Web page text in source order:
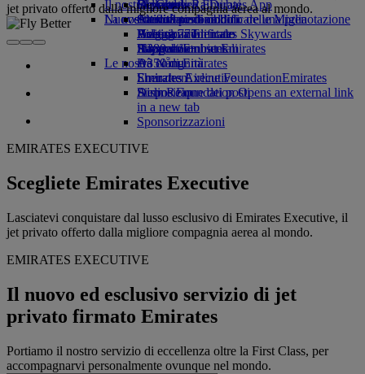
tab
Bevande
La nostra flotta
Boeing 777
A380 di Emirates
A350 di Emirates
Emirates Executive
Disposizione dei posti
Giocattoli
Attività per bambini
Il nostro pianeta
Attività sostenibili
Politica ambientale
Rapporti ambientali
Le nostre comunità
Emirates Airline FoundationEmirates
Airline Foundation Opens an external link
in a new tab
Sponsorizzazioni
Da Ginevra a Dubai
Nuove destinazioni
Helsinki
Hangzhou
Đà Nẵng
Shenzhen
Siem Reap
Skywards Rail
Strumento di calcolo delle Miglia
Accesso a Emirates Skywards
Skywards+
Cellulare ed Emirates App
Cancellare o modificare una prenotazione
Viaggio modificato
Informazioni su Emirates
jet privato offerto dalla migliore compagnia aerea al mondo.
EMIRATES EXECUTIVE
Scegliete Emirates Executive
Lasciatevi conquistare dal lusso esclusivo di Emirates Executive, il
jet privato offerto dalla migliore compagnia aerea al mondo.
EMIRATES EXECUTIVE
Il nuovo ed esclusivo servizio di jet
privato firmato Emirates
Portiamo il nostro servizio di eccellenza oltre la First Class, per
accompagnarvi personalmente ovunque nel mondo.